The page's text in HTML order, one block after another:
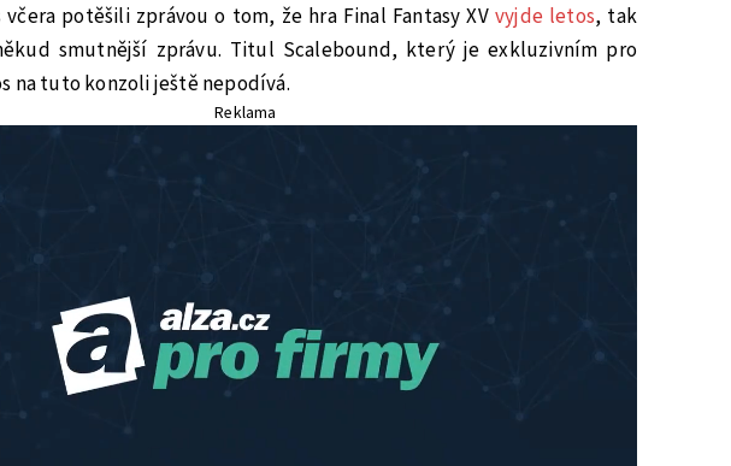
včera potěšili zprávou o tom, že hra Final Fantasy XV vyjde letos, tak
smutnější zprávu. Titul Scalebound, který je exkluzivním pro
na tuto konzoli ještě nepodívá.
Reklama